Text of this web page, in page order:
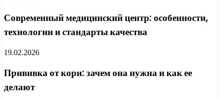
Современный медицинский центр: особенности,
технологии и стандарты качества
19.02.2026
Прививка от кори: зачем она нужна и как ее
делают